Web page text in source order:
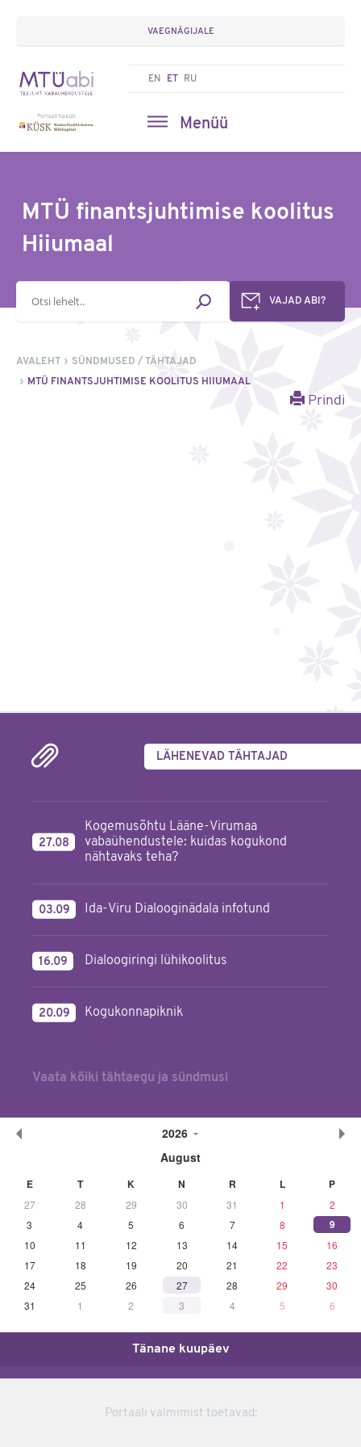
VAEGNÄGIJALE
EN ET RU
Menüü
MTÜ finantsjuhtimise koolitus
Hiiumaal
Otsisõna
VAJAD ABI?
AVALEHT SÜNDMUSED / TÄHTAJAD
MTÜ FINANTSJUHTIMISE KOOLITUS HIIUMAAL
Prindi
LÄHENEVAD TÄHTAJAD
27.08
Kogemusõhtu Lääne-Virumaa
vabaühendustele: kuidas kogukond
nähtavaks teha?
03.09 Ida-Viru Dialooginädala infotund
16.09 Dialoogiringi lühikoolitus
20.09 Kogukonnapiknik
Vaata kõiki tähtaegu ja sündmusi
2026
August
E T K N R L P
27 28 29 30 31 1
2
3
4 5 6 7 8 9
10 11 12 13 14 15
16
17
18 19 20 21 22
23
24
25 26 27 28 29
30
31
1 2 3 4 5 6
Tänane kuupäev
Portaali valmimist toetavad: